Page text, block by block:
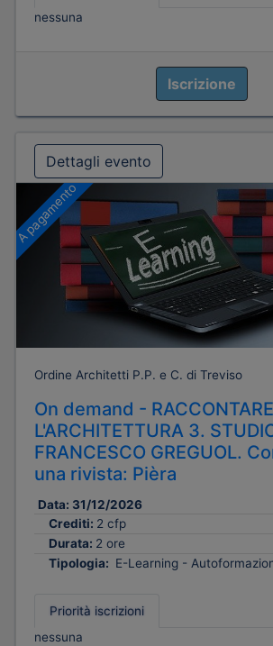
nessuna
Iscrizione
Dettagli evento
A pagamento
Ordine Architetti P.P. e C. di Treviso
On demand - RACCONTARE
L'ARCHITETTURA 3.
FRANCESCO GREGUOL.
una rivista: Pièra
Data: 31/12/2026
Crediti: 2 cfp
Durata: 2 ore
Tipologia: E-Learning -
Priorità iscrizioni
nessuna